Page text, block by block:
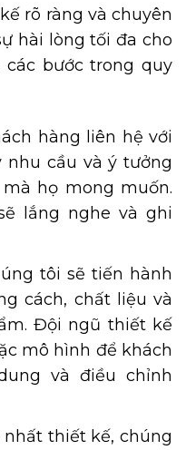
rõ ràng và chuyên
hài lòng tối đa cho
các bước trong quy
hàng liên hệ với
cầu và ý tưởng
họ mong muốn.
lắng nghe và ghi
tôi sẽ tiến hành
cách, chất liệu và
Đội ngũ thiết kế
mô hình để khách
và điều chỉnh
nhất thiết kế, chúng